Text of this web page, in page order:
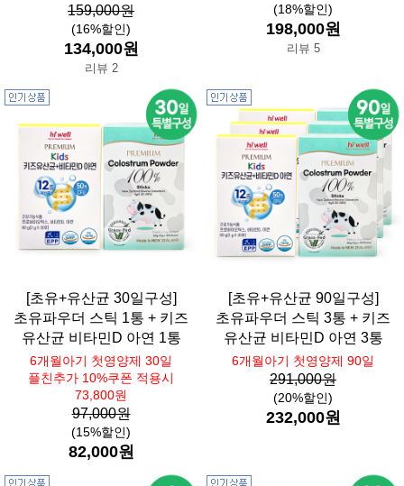
159,000원
(16%할인)
134,000원
리뷰 2
(18%할인)
198,000원
리뷰 5
[초유+유산균 30일구성]
초유파우더 스틱 1통 + 키즈
유산균 비타민D 아연 1통
6개월아기 첫영양제 30일
플친추가 10%쿠폰 적용시
73,800원
97,000원
(15%할인)
82,000원
[초유+유산균 90일구성]
초유파우더 스틱 3통 + 키즈
유산균 비타민D 아연 3통
6개월아기 첫영양제 90일
291,000원
(20%할인)
232,000원